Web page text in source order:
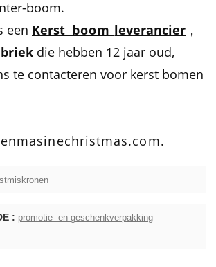
boom.
een Kerst boom leverancier ，
die hebben 12 jaar oud,
te contacteren voor kerst bomen
: promotie- en geschenkverpakking